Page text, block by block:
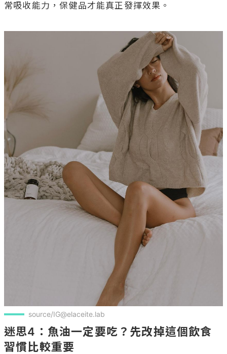
常吸收能力，保健品才能真正發揮效果。
source/IG@elaceite.lab
迷思4：魚油一定要吃？先改掉這個飲食
習慣比較重要